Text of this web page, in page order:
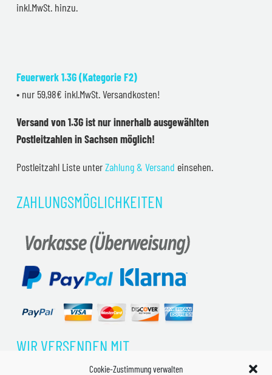
Cookie-Zustimmung verwalten
inkl.MwSt. hinzu.
Feuerwerk 1.3G (Kategorie F2)
• nur 59,98€ inkl.MwSt. Versandkosten!
Versand von 1.3G ist nur innerhalb ausgewählten
Postleitzahlen in Sachsen möglich!
Postleitzahl Liste unterZahlung & Versand einsehen.
ZAHLUNGSMÖGLICHKEITEN
WIR VERSENDEN MIT